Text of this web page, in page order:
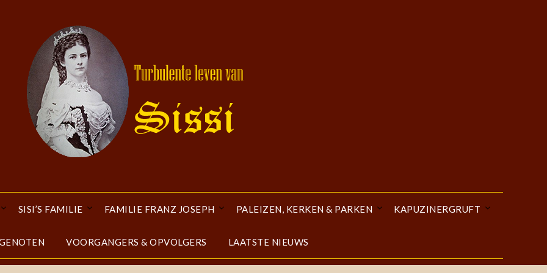
SISI’S FAMILIE FAMILIE FRANZ JOSEPH PALEIZEN, KERKEN & PARKEN KAPUZINERGRUFT
VOORGANGERS & OPVOLGERS LAATSTE NIEUWS